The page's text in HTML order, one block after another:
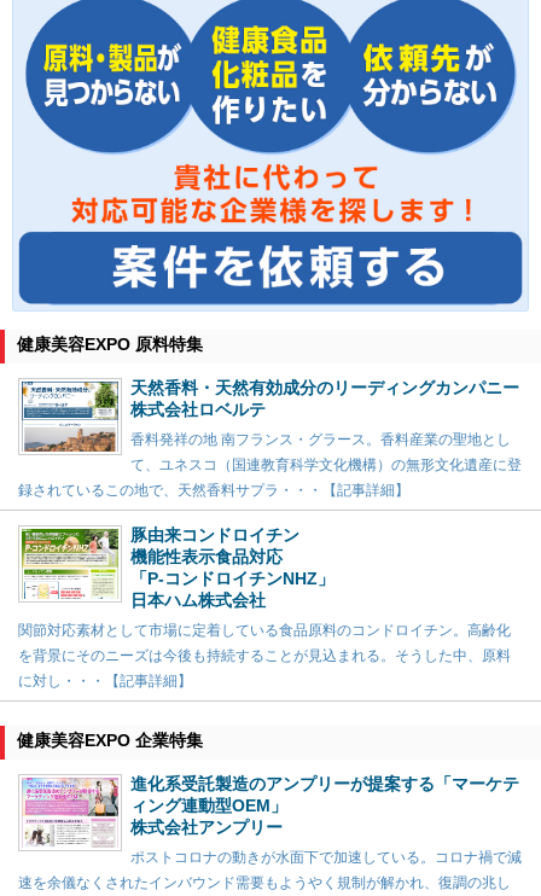
健康美容EXPO 原料特集
天然香料・天然有効成分のリーディングカンパニー
株式会社ロベルテ
香料発祥の地 南フランス・グラース。香料産業の聖地とし
て、ユネスコ（国連教育科学文化機構）の無形文化遺産に登
録されているこの地で、天然香料サプラ・・・【記事詳細】
豚由来コンドロイチン
機能性表示食品対応
「P-コンドロイチンNHZ」
日本ハム株式会社
関節対応素材として市場に定着している食品原料のコンドロイチン。高齢化
を背景にそのニーズは今後も持続することが見込まれる。そうした中、原料
に対し・・・【記事詳細】
健康美容EXPO 企業特集
進化系受託製造のアンプリーが提案する「マーケテ
ィング連動型OEM」
株式会社アンプリー
ポストコロナの動きが水面下で加速している。コロナ禍で減
速を余儀なくされたインバウンド需要もようやく規制が解かれ、復調の兆し